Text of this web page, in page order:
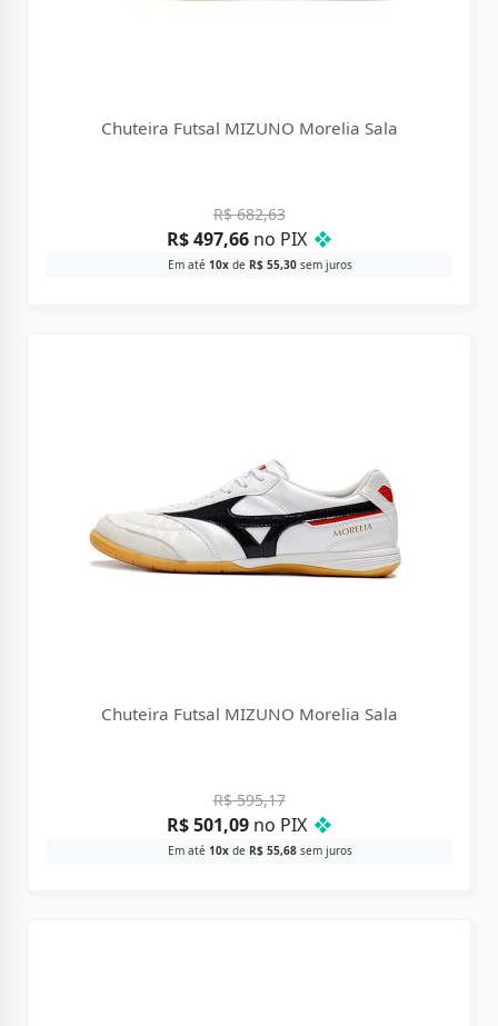
Chuteira Futsal MIZUNO Morelia Sala
R$682,63
R$497,66no PIX ❖
Em até 10xde R$55,30sem juros
Chuteira Futsal MIZUNO Morelia Sala
R$595,17
R$501,09no PIX ❖
Em até 10xde R$55,68sem juros